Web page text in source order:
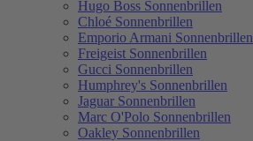
Hugo Boss Sonnenbrillen
Chloé Sonnenbrillen
Emporio Armani Sonnenbrillen
Freigeist Sonnenbrillen
Gucci Sonnenbrillen
Humphrey's Sonnenbrillen
Jaguar Sonnenbrillen
Marc O'Polo Sonnenbrillen
Oakley Sonnenbrillen